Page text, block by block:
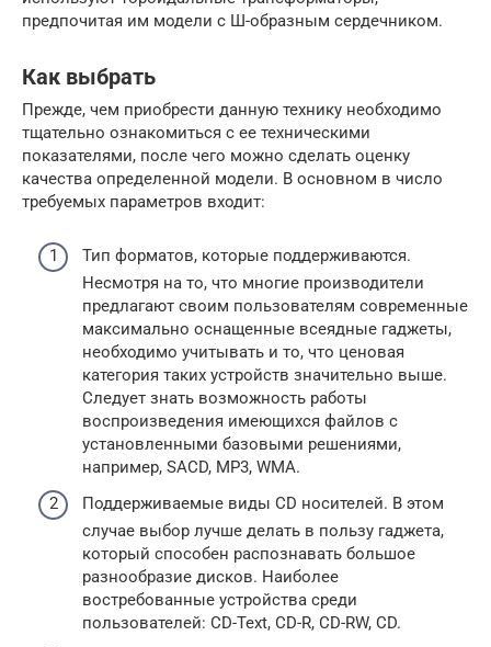
предпочитая им модели с Ш-образным сердечником.
Как выбрать
Прежде, чем приобрести данную технику необходимо
тщательно ознакомиться с ее техническими
показателями, после чего можно сделать оценку
качества определенной модели. В основном в число
требуемых параметров входит:
Тип форматов, которые поддерживаются.
Несмотря на то, что многие производители
предлагают своим пользователям современные
максимально оснащенные всеядные гаджеты,
необходимо учитывать и то, что ценовая
категория таких устройств значительно выше.
Следует знать возможность работы
воспроизведения имеющихся файлов с
установленными базовыми решениями,
например, SACD, MP3, WMA.
Поддерживаемые виды CD носителей. В этом
случае выбор лучше делать в пользу гаджета,
который способен распознавать большое
разнообразие дисков. Наиболее
востребованные устройства среди
пользователей: CD-Text, CD-R, CD-RW, CD.